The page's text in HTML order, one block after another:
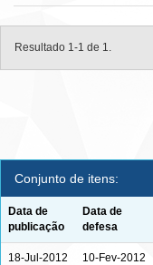
Resultado 1-1 de 1.
Conjunto de itens:
Data de
publicação
Data de
defesa
18-Jul-2012 10-Fev-2012